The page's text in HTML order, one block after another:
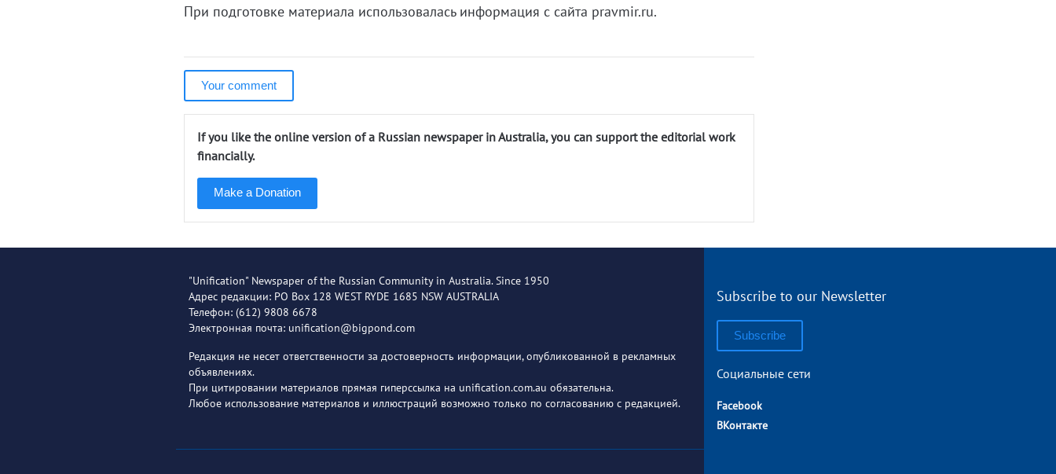
При подготовке материала использовалась информация с сайта pravmir.ru.
Your comment
If you like the online version of a Russian newspaper in Australia, you can support the editorial work
financially.
Make a Donation
"Unification" Newspaper of the Russian Community in Australia. Since 1950
Адрес редакции: PO Box 128 WEST RYDE 1685 NSW AUSTRALIA
Телефон: (612) 9808 6678
Электронная почта: unification@bigpond.com
Редакция не несет ответственности за достоверность информации, опубликованной в рекламных
объявлениях.
При цитировании материалов прямая гиперссылка на unification.com.au обязательна.
Любое использование материалов и иллюстраций возможно только по согласованию с редакцией.
Subscribe to our Newsletter
Subscribe
Социальные сети
Facebook
ВКонтакте